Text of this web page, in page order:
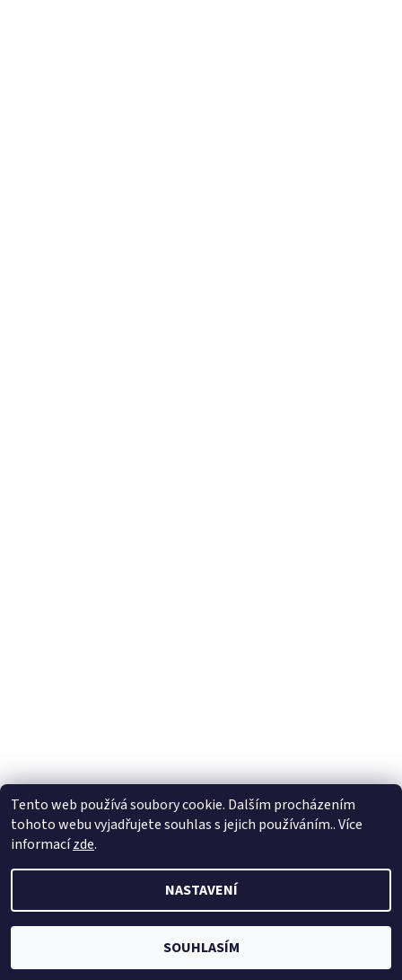
Tento web používá soubory cookie. Dalším procházením
tohoto webu vyjadřujete souhlas s jejich používáním.. Více
informacízde.
NASTAVENÍ
SOUHLASÍM